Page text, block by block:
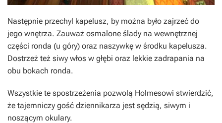
Następnie przechyl kapelusz, by można było zajrzeć do
jego wnętrza. Zauważ osmalone ślady na wewnętrznej
części ronda (u góry) oraz naszywkę w środku kapelusza.
Dostrzeż też siwy włos w głębi oraz lekkie zadrapania na
obu bokach ronda.
Wszystkie te spostrzeżenia pozwolą Holmesowi stwierdzić,
że tajemniczy gość dziennikarza jest sędzią, siwym i
noszącym okulary.